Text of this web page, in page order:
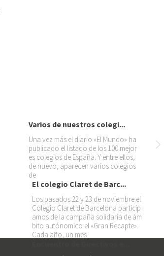
Varios de nuestros colegi...
Una vez más el diario «El Mundo» ha
publicado el listado de los 100 mejor
es colegios de España. Y entre ellos,
de nuevo, aparecen varios colegios
de
El colegio Claret de Barc...
Los pasados 22 y 23 de noviembre el
Colegio Claret de Barcelona particip
amos de la campaña solidaria de ám
bito autónomico el «Gran Recapte».
Cada año, un mes